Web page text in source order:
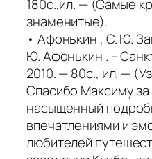
180с.,ил. — (Самые
знаменитые).
• Афонькин , С. Ю.
Ю. Афонькин . –
2010. — 80с., ил. —
Спасибо Максиму за
насыщенный
впечатлениями и
любителей